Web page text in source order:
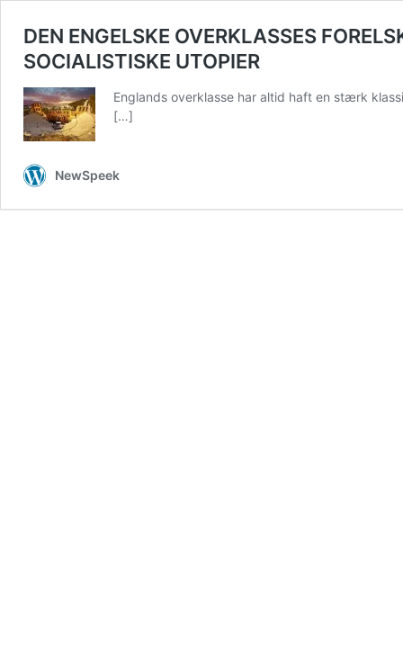
DEN ENGELSKE OVERKLASSES
SOCIALISTISKE UTOPIER
Englands overklasse har altid haft en stærk
[…]
NewSpeek